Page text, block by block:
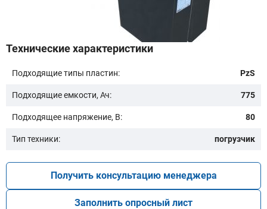
Подобрать
Технические характеристики
Подходящие типы пластин: PzS
Подходящие емкости, Ач: 775
Подходящее напряжение, В: 80
Тип техники: погрузчик
Получить консультацию менеджера
Заполнить опросный лист